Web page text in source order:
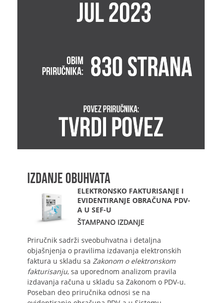
IZDANJE OBUHVATA
ELEKTRONSKO FAKTURISANJE I
EVIDENTIRANJE OBRAČUNA PDV-
A U SEF-U
ŠTAMPANO IZDANJE
Priručnik sadrži sveobuhvatna i detaljna
objašnjenja o pravilima izdavanja elektronskih
faktura u skladu sa Zakonom o elektronskom
fakturisanju, sa uporednom analizom pravila
izdavanja računa u skladu sa Zakonom o PDV-u.
Poseban deo priručnika odnosi se na